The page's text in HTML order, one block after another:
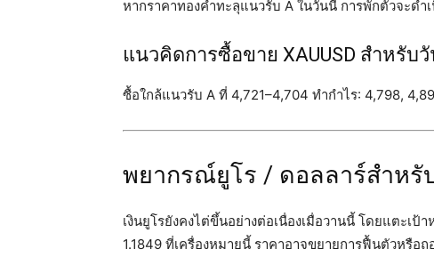
หากราคาทองคำทะลุแนวรับ A ในวันนี้ การพักตัวจะด
แนวคิดการซื้อขาย XAUUSD สำหรับ
ซื้อใกล้แนวรับ A ที่ 4,721–4,704 ทำกำไร: 4,798,
พยากรณ์ยูโร / ดอลลาร์สำหรับ
เงินยูโรยังคงไต่ขึ้นอย่างต่อเนื่องเมื่อวานนี้ โดยแตะเ
1.1849 ที่เครื่องหมายนี้ ราคาอาจขยายการฟื้นตัวหรือ